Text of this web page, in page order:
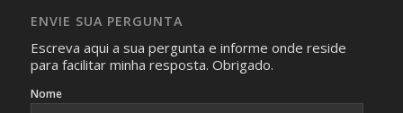
identificação da pessoa fotografada.
ENVIE SUA PERGUNTA
Escreva aqui a sua pergunta e informe onde reside
para facilitar minha resposta. Obrigado.
Nome